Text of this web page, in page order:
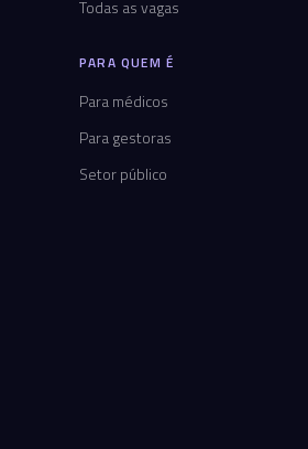
Todas as vagas
PARA QUEM É
Para médicos
Para gestoras
Setor público